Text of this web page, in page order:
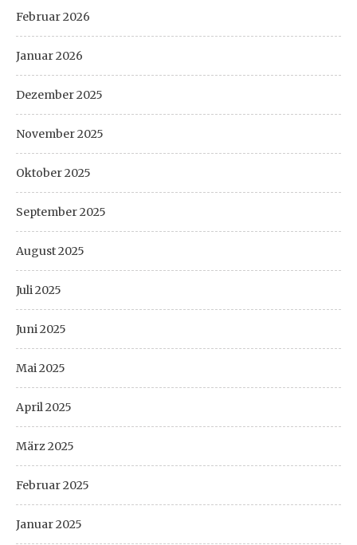
Februar 2026
Januar 2026
Dezember 2025
November 2025
Oktober 2025
September 2025
August 2025
Juli 2025
Juni 2025
Mai 2025
April 2025
März 2025
Februar 2025
Januar 2025